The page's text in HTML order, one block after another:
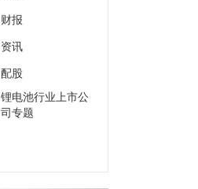
财报
资讯
配股
锂电池行业上市公
司专题